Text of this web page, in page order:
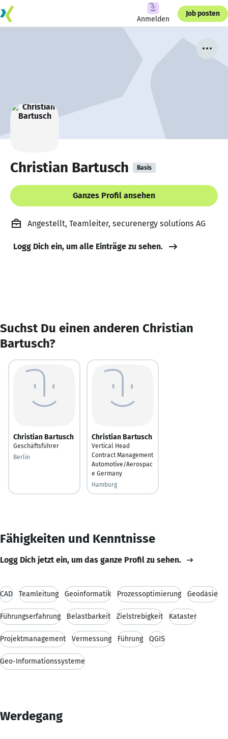
Anmelden
Job posten
Christian Bartusch Basis
Ganzes Profil ansehen
Angestellt, Teamleiter, securenergy solutions AG
Logg Dich ein, um alle Einträge zu sehen.
Suchst Du einen anderen Christian
Bartusch?
Christian Bartusch
Geschäftsführer
Berlin
Christian Bartusch
Vertical Head
Contract Management
Automotive/Aerospac
e Germany
Hamburg
Fähigkeiten und Kenntnisse
Logg Dich jetzt ein, um das ganze Profil zu sehen.
CAD Teamleitung Geoinformatik Prozessoptimierung Geodäsie
Führungserfahrung Belastbarkeit Zielstrebigkeit Kataster
Projektmanagement Vermessung Führung QGIS
Geo-Informationssysteme
Werdegang